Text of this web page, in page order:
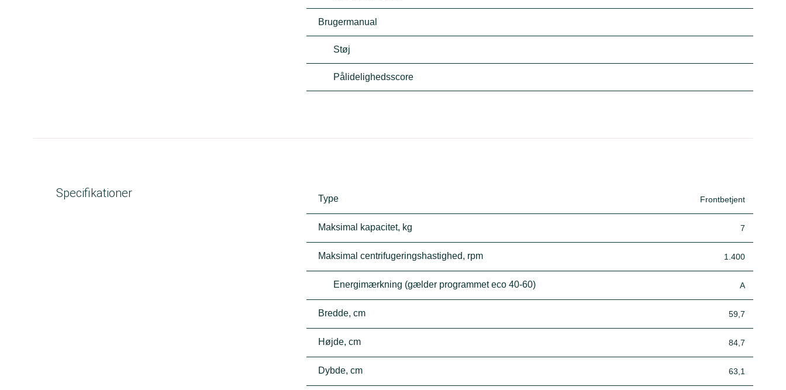
Brugermanual
Støj
Pålidelighedsscore
Specifikationer Type Frontbetjent
Maksimal kapacitet, kg 7
Maksimal centrifugeringshastighed, rpm 1.400
Energimærkning (gælder programmet eco 40-60) A
Bredde, cm 59,7
Højde, cm 84,7
Dybde, cm 63,1